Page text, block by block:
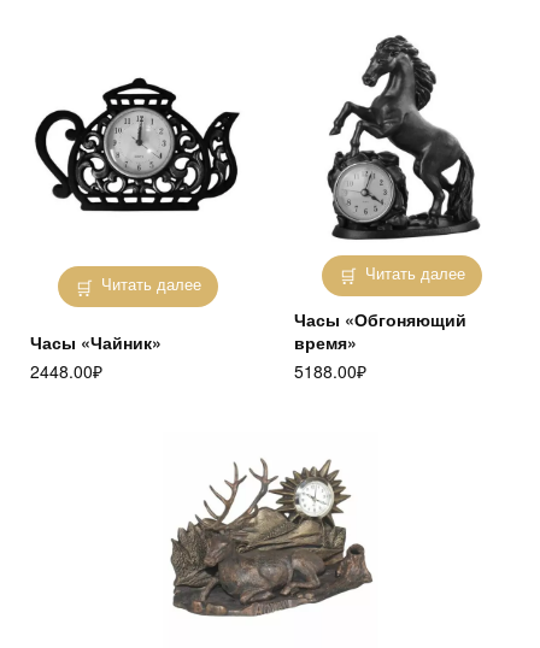
Читать далее
Часы «Чайник»
2448.00₽
Читать далее
Часы «Обгоняющий
время»
5188.00₽